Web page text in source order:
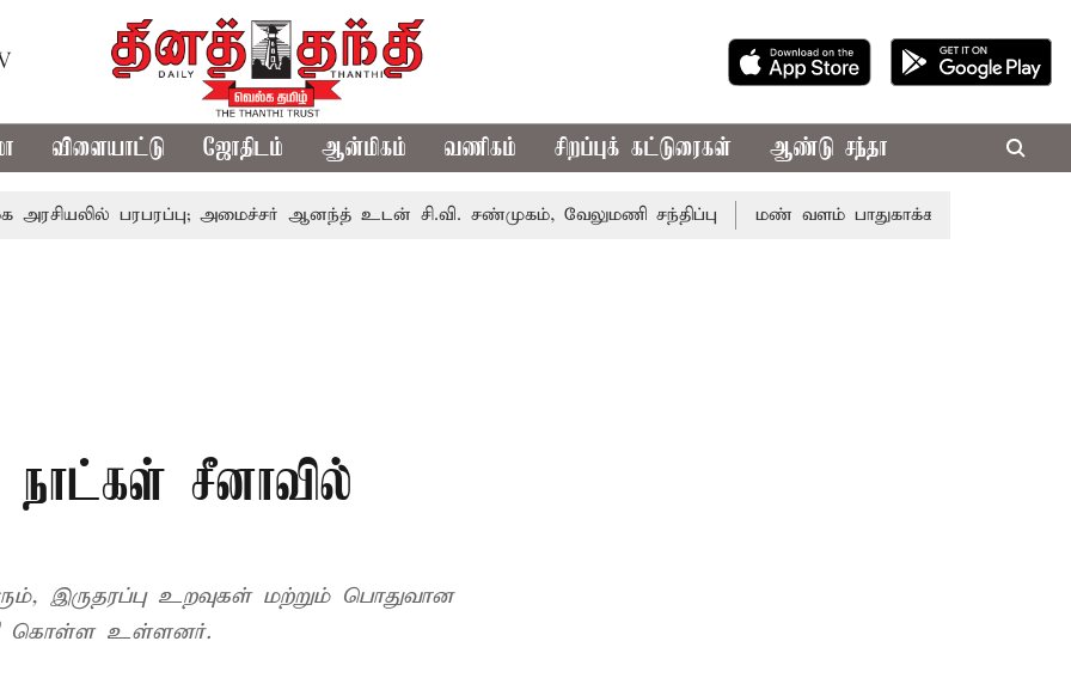
விளையாட்டு ஜோதிடம் ஆன்மிகம் வணிகம் சிறப்புக் கட்டுரைகள் ஆண்டு சந்தா
பரபரப்பு; அமைச்சர் ஆனந்த் உடன் சி.வி. சண்முகம், வேலுமணி சந்திப்பு மண் வளம் பாதுகாக்க ரசாயன உரம்
நாட்கள் சீனாவில்
இருதரப்பு உறவுகள் மற்றும் பொதுவான
கொள்ள உள்ளனர்.